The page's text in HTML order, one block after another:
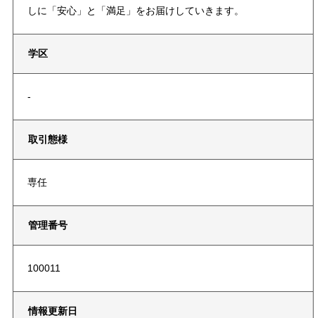
しに「安心」と「満足」をお届けしていきます。
学区
-
取引態様
専任
管理番号
100011
情報更新日